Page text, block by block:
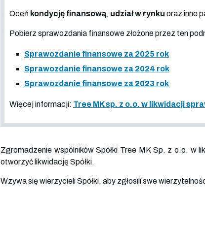
Oceń kondycję finansową, udział w rynku oraz inne
Pobierz sprawozdania finansowe złożone przez ten
Sprawozdanie finansowe za 2025 rok
Sprawozdanie finansowe za 2024 rok
Sprawozdanie finansowe za 2023 rok
Więcej informacji: Tree MK sp. z o.o. w likwidacji
Zgromadzenie wspólników Spółki Tree MK Sp. z o.o. w
otworzyć likwidację Spółki.
Wzywa się wierzycieli Spółki, aby zgłosili swe